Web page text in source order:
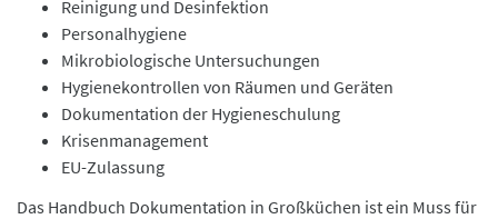
Reinigung und Desinfektion
Personalhygiene
Mikrobiologische Untersuchungen
Hygienekontrollen von Räumen und Geräten
Dokumentation der Hygieneschulung
Krisenmanagement
EU-Zulassung
Das Handbuch Dokumentation in Großküchen ist ein Muss für